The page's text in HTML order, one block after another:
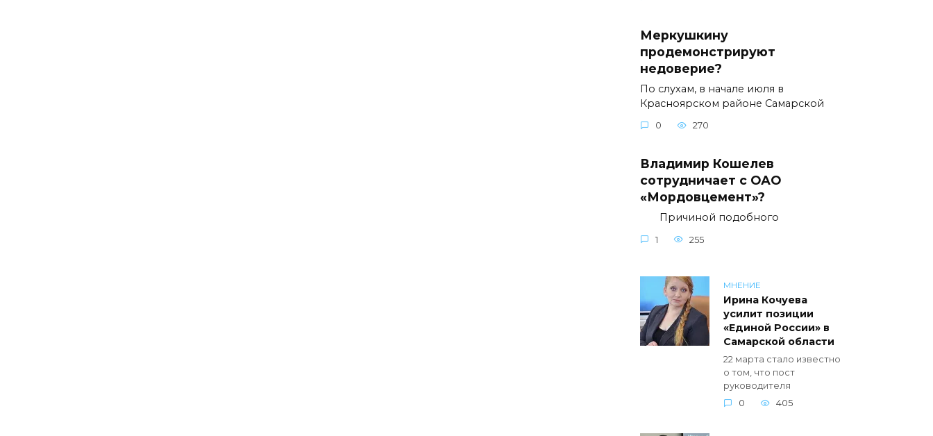
Меркушкину
продемонстрируют
недоверие?
По слухам, в начале июля в
Красноярском районе Самарской
0 270
Владимир Кошелев
сотрудничает с ОАО
«Мордовцемент»?
Причиной подобного
1 255
МНЕНИЕ
Ирина Кочуева
усилит позиции
«Единой России» в
Самарской области
22 марта стало известно
о том, что пост
руководителя
0
405